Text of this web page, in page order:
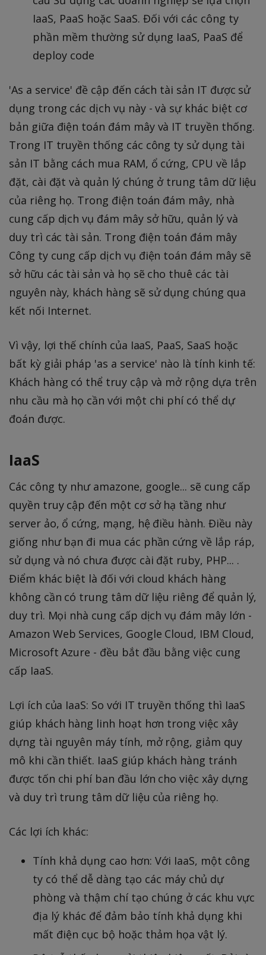
IaaS, PaaS hoặc SaaS. Đối với các công ty
phần mềm thường sử dụng IaaS, PaaS để
deploy code
'As a service' đề cập đến cách tài sản IT được sử
dụng trong các dịch vụ này - và sự khác biệt cơ
bản giữa điện toán đám mây và IT truyền thống.
Trong IT truyền thống các công ty sử dụng tài
sản IT bằng cách mua RAM, ổ cứng, CPU về lắp
đặt, cài đặt và quản lý chúng ở trung tâm dữ liệu
của riêng họ. Trong điện toán đám mây, nhà
cung cấp dịch vụ đám mây sở hữu, quản lý và
duy trì các tài sản. Trong điện toán đám mây
Công ty cung cấp dịch vụ điện toán đám mây sẽ
sở hữu các tài sản và họ sẽ cho thuê các tài
nguyên này, khách hàng sẽ sử dụng chúng qua
kết nối Internet.
Vì vậy, lợi thế chính của IaaS, PaaS, SaaS hoặc
bất kỳ giải pháp 'as a service' nào là tính kinh tế:
Khách hàng có thể truy cập và mở rộng dựa trên
nhu cầu mà họ cần với một chi phí có thể dự
đoán được.
IaaS
Các công ty như amazone, google... sẽ cung cấp
quyền truy cập đến một cơ sở hạ tầng như
server ảo, ổ cứng, mạng, hệ điều hành. Điều này
giống như bạn đi mua các phần cứng về lắp ráp,
sử dụng và nó chưa được cài đặt ruby, PHP... .
Điểm khác biệt là đối với cloud khách hàng
không cần có trung tâm dữ liệu riêng để quản lý,
duy trì. Mọi nhà cung cấp dịch vụ đám mây lớn -
Amazon Web Services, Google Cloud, IBM Cloud,
Microsoft Azure - đều bắt đầu bằng việc cung
cấp IaaS.
Lợi ích của IaaS: So với IT truyền thống thì IaaS
giúp khách hàng linh hoạt hơn trong việc xây
dựng tài nguyên máy tính, mở rộng, giảm quy
mô khi cần thiết. IaaS giúp khách hàng tránh
được tốn chi phí ban đầu lớn cho việc xây dựng
và duy trì trung tâm dữ liệu của riêng họ.
Các lợi ích khác:
Tính khả dụng cao hơn: Với IaaS, một công
ty có thể dễ dàng tạo các máy chủ dự
phòng và thậm chí tạo chúng ở các khu vực
địa lý khác để đảm bảo tính khả dụng khi
mất điện cục bộ hoặc thảm họa vật lý.